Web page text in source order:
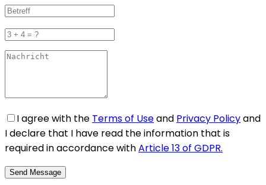
I agree with the Terms of Useand Privacy Policyand
I declare that I have read the information that is
required in accordance withArticle 13 of GDPR.
Send Message